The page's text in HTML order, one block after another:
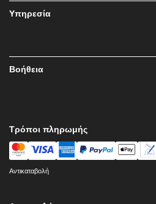
Υπηρεσία
Βοήθεια
Τρόποι πληρωμής
Αντικαταβολή